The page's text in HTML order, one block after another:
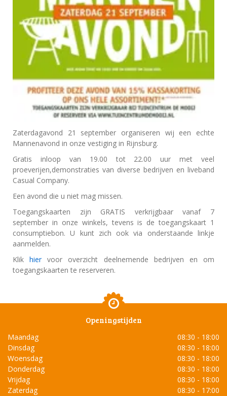
Zaterdagavond 21 september organiseren wij een echte
Mannenavond in onze vestiging in Rijnsburg.
Gratis inloop van 19.00 tot 22.00 uur met veel
proeverijen,demonstraties van diverse bedrijven en liveband
Casual Company.
Een avond die u niet mag missen.
Toegangskaarten zijn GRATIS verkrijgbaar vanaf 7
september in onze winkels, tevens is de toegangskaart 1
consumptiebon. U kunt zich ook via onderstaande linkje
aanmelden.
Klikhiervoor overzicht deelnemende bedrijven en om
toegangskaarten te reserveren.
Openingstijden
Maandag
08:30 - 18:00
Dinsdag
08:30 - 18:00
Woensdag
08:30 - 18:00
Donderdag
08:30 - 18:00
Vrijdag
08:30 - 18:00
Zaterdag
08:30 - 17:00